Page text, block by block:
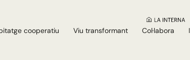
cooperatiu Viu transformant Col·labora